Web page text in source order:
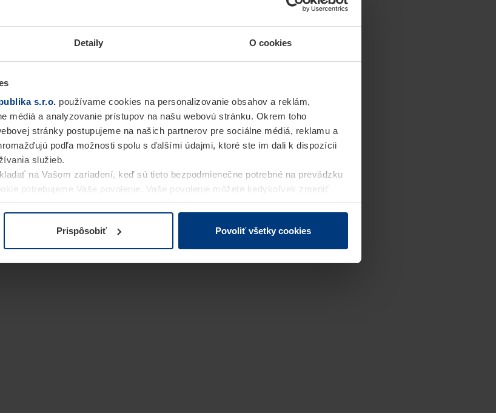
Detaily O cookies
s.r.o. používame cookies na personalizovanie obsahov a reklám,
médiá a analyzovanie prístupov na našu webovú stránku. Okrem toho
stránky postupujeme na našich partnerov pre sociálne médiá, reklamu a
podľa možnosti spolu s ďalšími údajmi, ktoré ste im dali k dispozícii
služieb.
na Vašom zariadení, keď sú tieto bezpodmienečne potrebné na prevádzku
potrebujeme Vaše povolenie. Vaše povolenie môžete kedykoľvek zmeniť
Vyhlásenie o ochrane osobných údajovnašej webovej stránky.
Prispôsobiť Povoliť všetky cookies